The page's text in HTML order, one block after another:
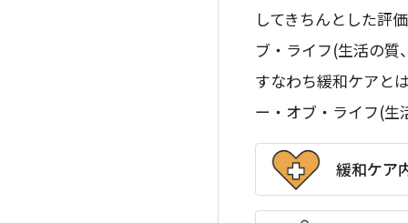
してきちんとした評
ブ・ライフ(生活の質
すなわち緩和ケアと
ー・オブ・ライフ(生
緩和ケア